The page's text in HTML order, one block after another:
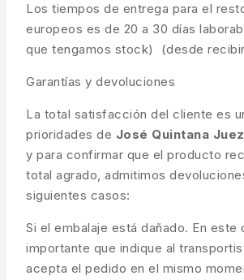
Los tiempos de entrega para el
europeos es de 20 a 30 días
que tengamos stock) (desde
Garantías y devoluciones
La total satisfacción del cliente es
prioridades de José Quintana Juez
y para confirmar que el producto
total agrado, admitimos
siguientes casos:
Si el embalaje está dañado. En este
importante que indique al
acepta el pedido en el mismo